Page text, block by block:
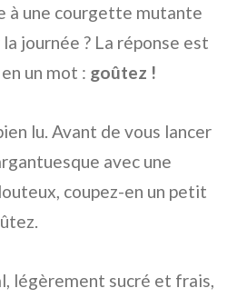
à une courgette mutante
journée ? La réponse est
un mot : goûtez !
lu. Avant de vous lancer
avec une
coupez-en un petit
légèrement sucré et frais,